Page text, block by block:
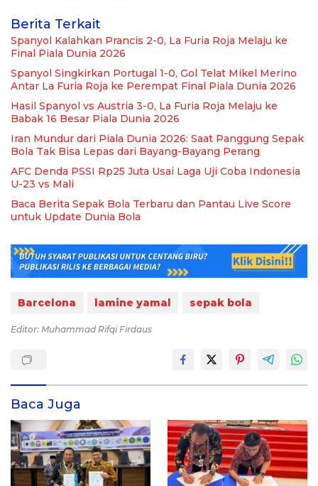
Berita Terkait
Spanyol Kalahkan Prancis 2-0, La Furia Roja Melaju ke
Final Piala Dunia 2026
Spanyol Singkirkan Portugal 1-0, Gol Telat Mikel Merino
Antar La Furia Roja ke Perempat Final Piala Dunia 2026
Hasil Spanyol vs Austria 3-0, La Furia Roja Melaju ke
Babak 16 Besar Piala Dunia 2026
Iran Mundur dari Piala Dunia 2026: Saat Panggung Sepak
Bola Tak Bisa Lepas dari Bayang-Bayang Perang
AFC Denda PSSI Rp25 Juta Usai Laga Uji Coba Indonesia
U-23 vs Mali
Baca Berita Sepak Bola Terbaru dan Pantau Live Score
untuk Update Dunia Bola
Barcelona lamine yamal sepak bola
Editor: Muhammad Rifqi Firdaus
Baca Juga